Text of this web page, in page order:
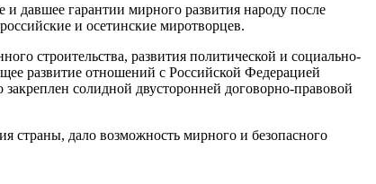
и давшее гарантии мирного развития народу после
и осетинские миротворцев.
строительства, развития политической и социально-
развитие отношений с Российской Федерацией
солидной двусторонней договорно-правовой
страны, дало возможность мирного и безопасного